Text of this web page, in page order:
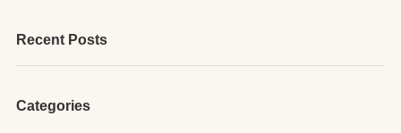
Recent Posts
Categories